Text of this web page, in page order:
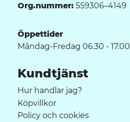
Org.nummer: 559306–4149
Öppettider
Måndag-Fredag 06.30 - 17.00
Kundtjänst
Hur handlar jag?
Köpvillkor
Policy och cookies